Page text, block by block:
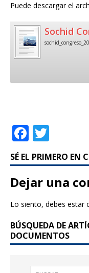
Puede descargar el
Sochid
F
a
c
e
b
o
k
w
it
te
r
SÉ EL PRIMERO EN
Dejar una
Lo siento, debes estar
BÚSQUEDA DE
DOCUMENTOS